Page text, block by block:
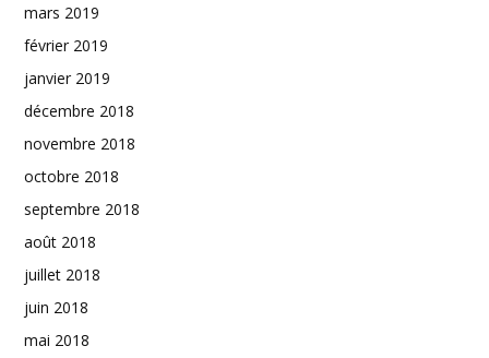
mars 2019
février 2019
janvier 2019
décembre 2018
novembre 2018
octobre 2018
septembre 2018
août 2018
juillet 2018
juin 2018
mai 2018